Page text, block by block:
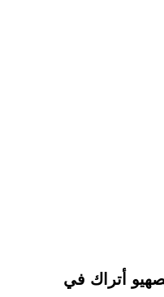
أتراك في